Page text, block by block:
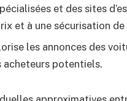
et des sites
et à une sécurisation
les annonces des
potentiels.